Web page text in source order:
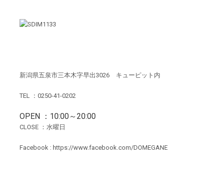
新潟県五泉市三本木字早出3026 キューピット内
TEL ：0250-41-0202
OPEN ：10:00～20:00
CLOSE ：水曜日
Facebook : https://www.facebook.com/DOMEGANE